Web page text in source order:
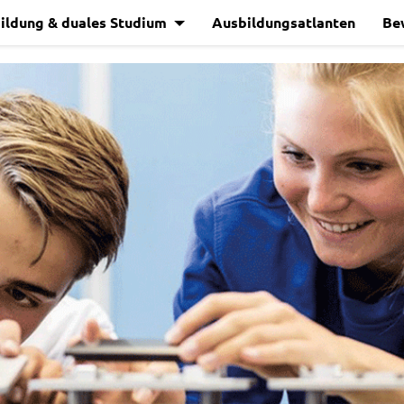
& duales Studium Ausbildungsatlanten